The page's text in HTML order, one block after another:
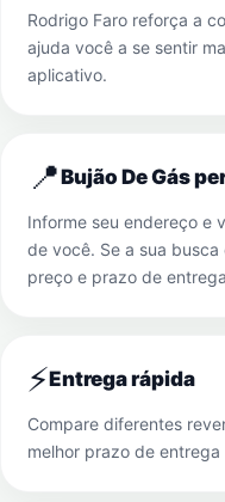
Rodrigo Faro reforça a
ajuda você a se sentir
aplicativo.
📍Bujão De Gás
Informe seu endereço e
de você. Se a sua busca
preço e prazo de
⚡Entrega rápida
Compare diferentes
melhor prazo de